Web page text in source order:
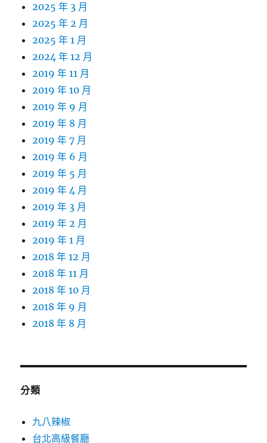
2025 年 3 月
2025 年 2 月
2025 年 1 月
2024 年 12 月
2019 年 11 月
2019 年 10 月
2019 年 9 月
2019 年 8 月
2019 年 7 月
2019 年 6 月
2019 年 5 月
2019 年 4 月
2019 年 3 月
2019 年 2 月
2019 年 1 月
2018 年 12 月
2018 年 11 月
2018 年 10 月
2018 年 9 月
2018 年 8 月
分類
九八辣椒
台北高級餐廳